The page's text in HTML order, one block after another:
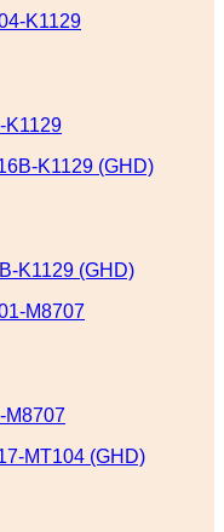
K1129
K1129 (GHD)
M8707